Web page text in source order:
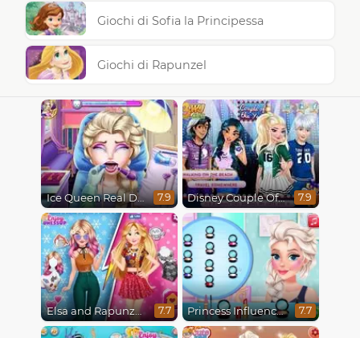
Giochi di Sofia la Principessa
Giochi di Rapunzel
Ice Queen Real Dentist 7.9 Disney Couple Of The Year 7.9
Elsa and Rapunzel Princess Rivalry 7.7 Princess Influencer Winter Wonderland 7.7